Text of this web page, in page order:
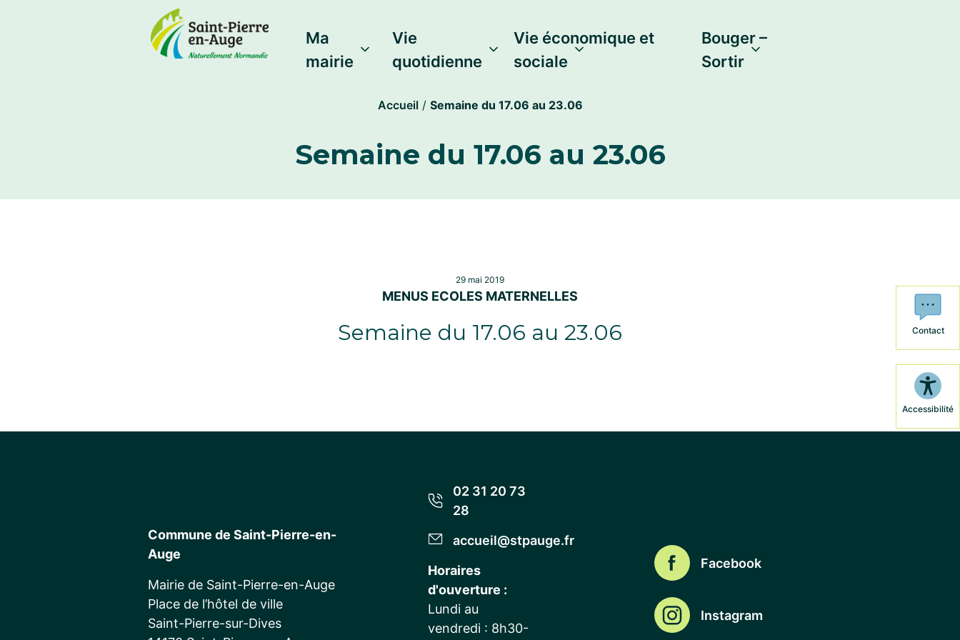
Contact
Accessibilité
Ma
mairie
Vie
quotidienne
Vie économique et
sociale
Bouger –
Sortir
Accueil/ Semaine du 17.06 au 23.06
Semaine du 17.06 au 23.06
29 mai 2019
MENUS ECOLES MATERNELLES
Semaine du 17.06 au 23.06
Commune de Saint-Pierre-en-
Auge
Mairie de Saint-Pierre-en-Auge
Place de l’hôtel de ville
Saint-Pierre-sur-Dives
02 31 20 73
28
accueil@stpauge.fr
Horaires
d'ouverture :
Lundi au
vendredi : 8h30-
Facebook
Instagram